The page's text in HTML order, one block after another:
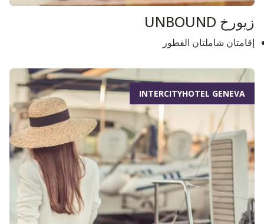
زيورخ UNBOUND
إقامتان شاملتان الفطور
INTERCITYHOTEL GENEVA